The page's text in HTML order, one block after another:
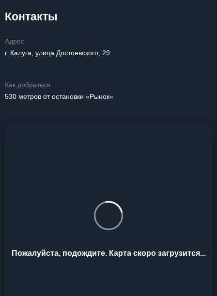
Контакты
Адрес
г. Калуга, улица Достоевского, 29
Как добраться
530 метров от остановки «Рынок»
Пожалуйста, подождите. Карта скоро загрузится...